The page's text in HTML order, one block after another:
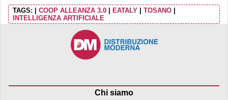
TAGS: COOP ALLEANZA 3.0 EATALY TOSANO
INTELLIGENZA ARTIFICIALE
Chi siamo